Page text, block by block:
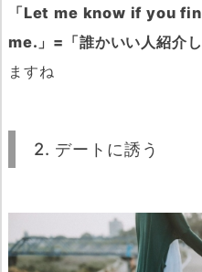
「Let me know if you
me.」=「誰かいい人紹介し
ますね
2. デートに誘う